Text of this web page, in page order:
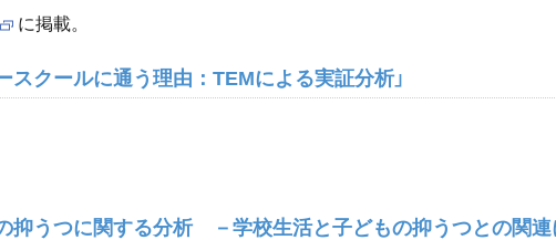
に掲載。
クールに通う理由：TEMによる実証分析」
抑うつに関する分析 －学校生活と子どもの抑うつとの関連